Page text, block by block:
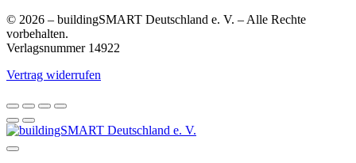
© 2026 – buildingSMART Deutschland e. V. – Alle Rechte
vorbehalten.
Verlagsnummer 14922
Vertrag widerrufen